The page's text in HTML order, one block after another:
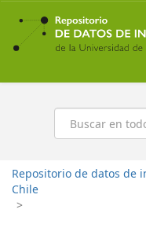
Ir
contenido
principal
Buscar
Repositorio de datos de
Chile
>